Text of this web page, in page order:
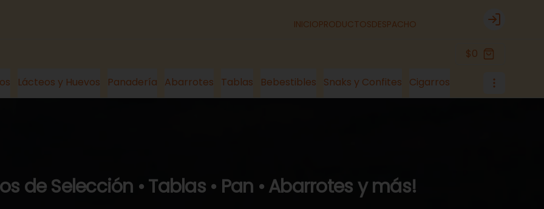
INICIOPRODUCTOSDESPACHO Login
$0
Lácteos y Huevos Panadería Abarrotes Tablas Bebestibles Snaks y Confites Cigarros
de Selección • Tablas • Pan • Abarrotes y más!